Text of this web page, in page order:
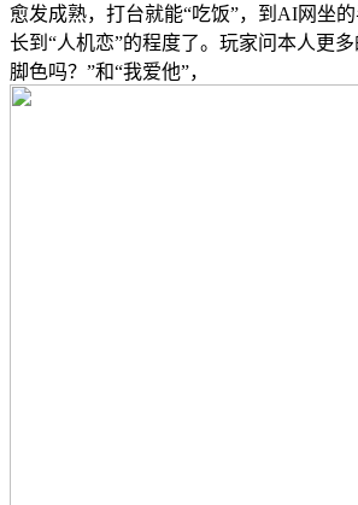
愈发成熟，打台就能“吃饭”，到AI网坐
长到“人机恋”的程度了。玩家问本人更
脚色吗？”和“我爱他”，